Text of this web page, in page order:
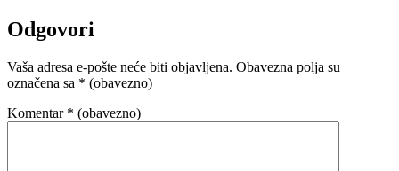
Odgovori
Vaša adresa e-pošte neće biti objavljena. Obavezna polja su
označena sa * (obavezno)
Komentar * (obavezno)